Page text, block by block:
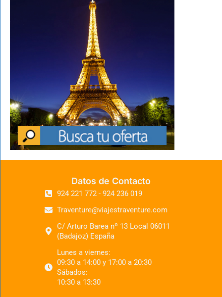
Datos de Contacto
924 221 772 - 924 236 019
Traventure@viajestraventure.com
C/ Arturo Barea nº 13 Local 06011
(Badajoz) España
Lunes a viernes:
09:30 a 14:00 y 17:00 a 20:30
Sábados:
10:30 a 13:30